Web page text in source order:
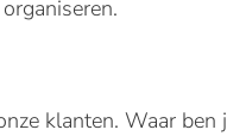
klanten. Waar ben